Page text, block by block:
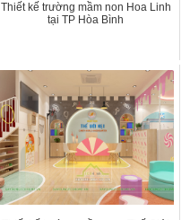
Thiết kế trường mầm non Hoa Linh
tại TP Hòa Bình